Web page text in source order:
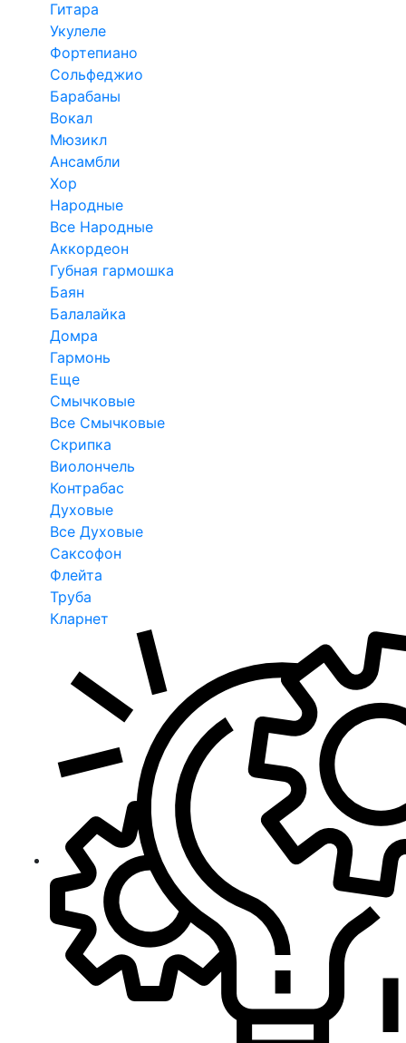
Гитара
Укулеле
Фортепиано
Сольфеджио
Барабаны
Вокал
Мюзикл
Ансамбли
Хор
Народные
Все Народные
Аккордеон
Губная гармошка
Баян
Балалайка
Домра
Гармонь
Еще
Смычковые
Все Смычковые
Скрипка
Виолончель
Контрабас
Духовые
Все Духовые
Саксофон
Флейта
Труба
Кларнет